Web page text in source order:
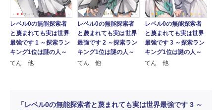
レベル0の無能探索者
と蔑まれても実は世界
最強です 1 ～探索ラン
キング1位は謎の人～
てん 他
レベル0の無能探索者
と蔑まれても実は世界
最強です 2 ～探索ラン
キング1位は謎の人～
てん 他
レベル0の無能探索者
と蔑まれても実は世界
最強です 3 ～探索ラン
キング1位は謎の人～
てん 他
「レベル0の無能探索者と蔑まれても実は世界最強です 3 ～